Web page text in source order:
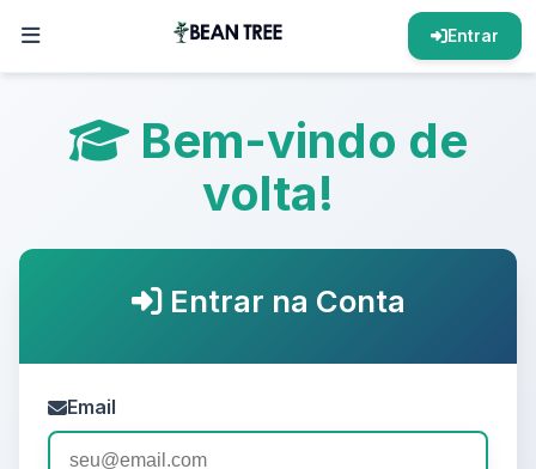
Entrar
Bem-vindo de
volta!
Entrar na Conta
Email